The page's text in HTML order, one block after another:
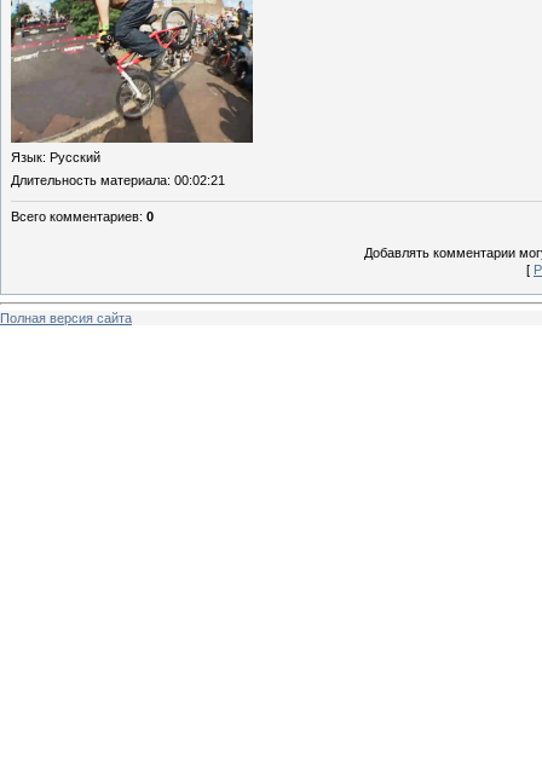
Язык: Русский
Длительность материала: 00:02:21
Всего комментариев: 0
Добавлять комментарии
[
Полная версия сайта